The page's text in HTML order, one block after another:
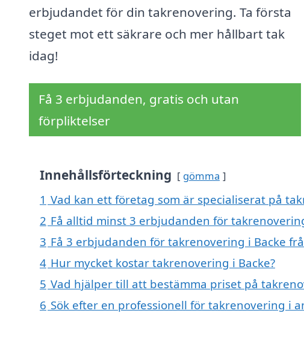
erbjudandet för din takrenovering. Ta första
steget mot ett säkrare och mer hållbart tak
idag!
Få 3 erbjudanden, gratis och utan
förpliktelser
Innehållsförteckning gömma
1 Vad kan ett företag som är specialiserat på
2 Få alltid minst 3 erbjudanden för
3 Få 3 erbjudanden för takrenovering i Backe
4 Hur mycket kostar takrenovering i Backe?
5 Vad hjälper till att bestämma priset på
6 Sök efter en professionell för takrenovering i